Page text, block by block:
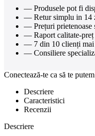
— Produsele pot fi
— Retur simplu in 14
— Prețuri prietenoase
— Raport calitate-preț
— 7 din 10 clienți mai
— Consiliere
Conectează-te ca să te
Descriere
Caracteristici
Recenzii
Descriere